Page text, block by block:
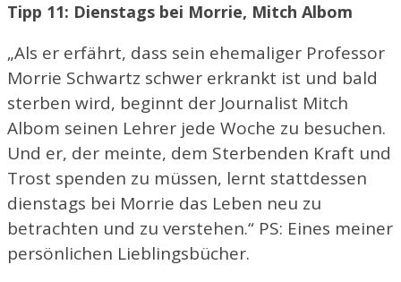
Tipp 11: Dienstags bei Morrie, Mitch Albom
„Als er erfährt, dass sein ehemaliger Professor
Morrie Schwartz schwer erkrankt ist und bald
sterben wird, beginnt der Journalist Mitch
Albom seinen Lehrer jede Woche zu besuchen.
Und er, der meinte, dem Sterbenden Kraft und
Trost spenden zu müssen, lernt stattdessen
dienstags bei Morrie das Leben neu zu
betrachten und zu verstehen.“ PS: Eines meiner
persönlichen Lieblingsbücher.